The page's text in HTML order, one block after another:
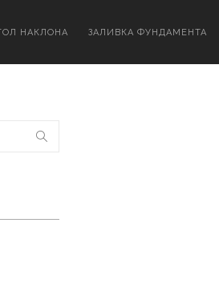
НАКЛОНА ЗАЛИВКА ФУНДАМЕНТА